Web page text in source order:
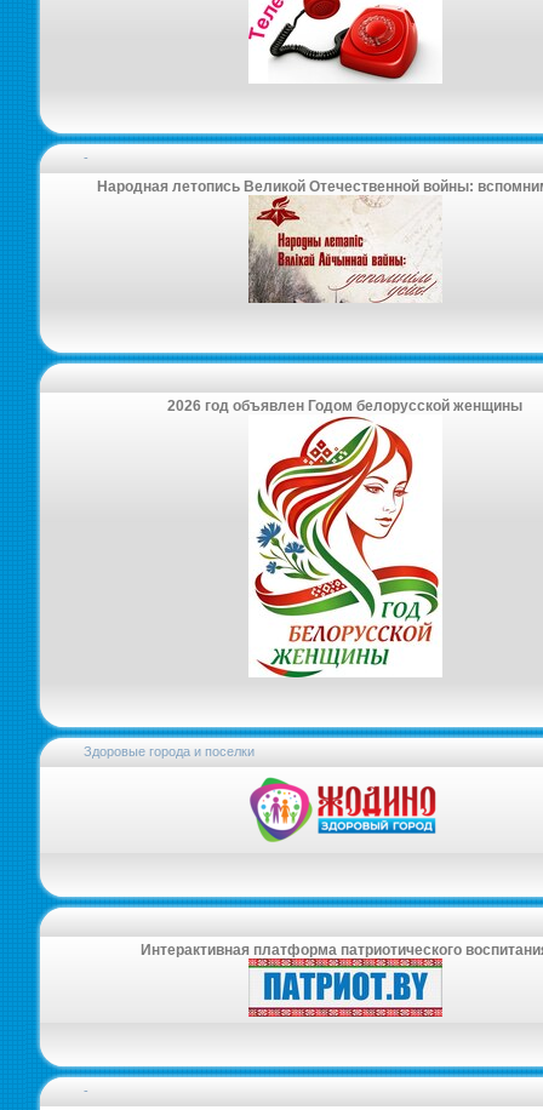
-
Народная летопись Великой Отечественной войны:
2026 год объявлен Годом белорусской женщины
Здоровые города и поселки
Интерактивная платформа патриотического
-